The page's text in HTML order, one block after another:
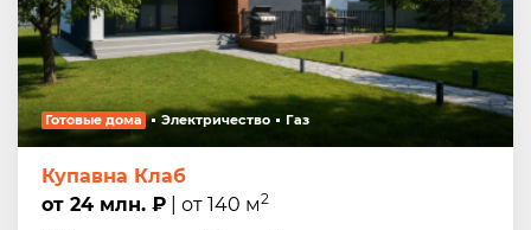
Готовые дома Электричество Газ
Купавна Клаб
от 24 млн. ₽ | от 140 м2